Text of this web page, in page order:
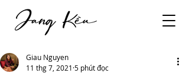
Giau Nguyen
11 thg 7, 2021 5 phút đọc